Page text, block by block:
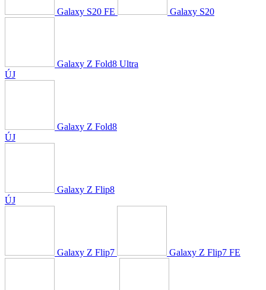
Galaxy S20 FE Galaxy S20
Galaxy Z Fold8 Ultra
ÚJ
Galaxy Z Fold8
ÚJ
Galaxy Z Flip8
ÚJ
Galaxy Z Flip7 Galaxy Z Flip7 FE